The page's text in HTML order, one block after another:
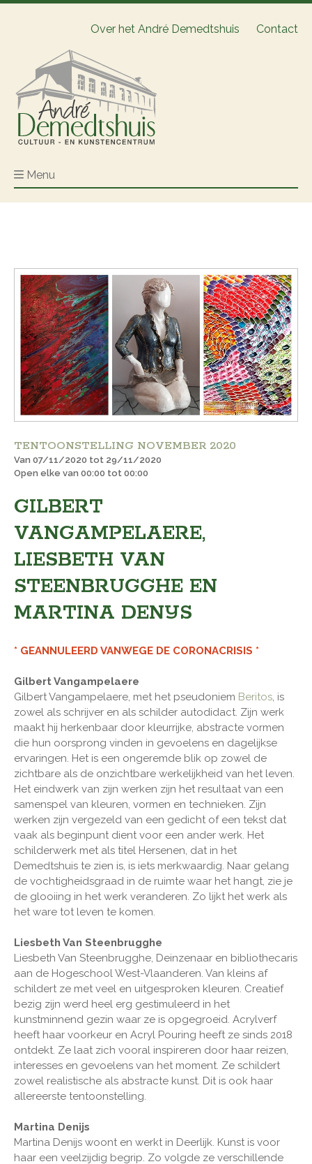
Over het André Demedtshuis Contact
Menu
TENTOONSTELLING NOVEMBER 2020
Van 07/11/2020 tot 29/11/2020
Open elke van 00:00 tot 00:00
GILBERT
VANGAMPELAERE,
LIESBETH VAN
STEENBRUGGHE EN
MARTINA DENIJS
* GEANNULEERD VANWEGE DE CORONACRISIS *
Gilbert Vangampelaere
Gilbert Vangampelaere, met het pseudoniem Beritos , is
zowel als schrijver en als schilder autodidact. Zijn werk
maakt hij herkenbaar door kleurrijke, abstracte vormen
die hun oorsprong vinden in gevoelens en dagelijkse
ervaringen. Het is een ongeremde blik op zowel de
zichtbare als de onzichtbare werkelijkheid van het leven.
Het eindwerk van zijn werken zijn het resultaat van een
samenspel van kleuren, vormen en technieken. Zijn
werken zijn vergezeld van een gedicht of een tekst dat
vaak als beginpunt dient voor een ander werk. Het
schilderwerk met als titel Hersenen, dat in het
Demedtshuis te zien is, is iets merkwaardig. Naar gelang
de vochtigheidsgraad in de ruimte waar het hangt, zie je
de glooiing in het werk veranderen. Zo lijkt het werk als
het ware tot leven te komen.
Liesbeth Van Steenbrugghe
Liesbeth Van Steenbrugghe, Deinzenaar en bibliothecaris
aan de Hogeschool West-Vlaanderen. Van kleins af
schildert ze met veel en uitgesproken kleuren. Creatief
bezig zijn werd heel erg gestimuleerd in het
kunstminnend gezin waar ze is opgegroeid. Acrylverf
heeft haar voorkeur en Acryl Pouring heeft ze sinds 2018
ontdekt. Ze laat zich vooral inspireren door haar reizen,
interesses en gevoelens van het moment. Ze schildert
zowel realistische als abstracte kunst. Dit is ook haar
allereerste tentoonstelling.
Martina Denijs
Martina Denijs woont en werkt in Deerlijk. Kunst is voor
haar een veelzijdig begrip. Zo volgde ze verschillende